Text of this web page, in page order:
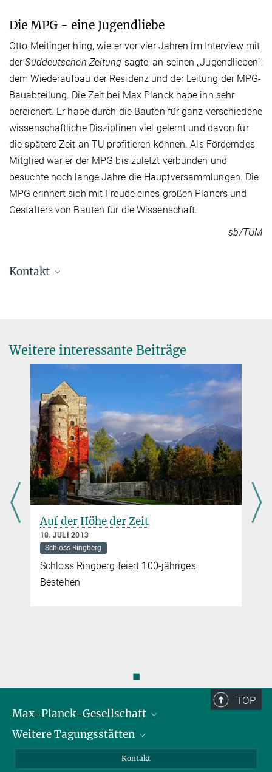
Die MPG - eine Jugendliebe
Otto Meitinger hing, wie er vor vier Jahren im Interview mit
derSüddeutschen Zeitung sagte, an seinen „Jugendlieben“:
dem Wiederaufbau der Residenz und der Leitung der MPG-
Bauabteilung. Die Zeit bei Max Planck habe ihn sehr
bereichert. Er habe durch die Bauten für ganz verschiedene
wissenschaftliche Disziplinen viel gelernt und davon für
die spätere Zeit an TU profitieren können. Als Förderndes
Mitglied war er der MPG bis zuletzt verbunden und
besuchte noch lange Jahre die Hauptversammlungen. Die
MPG erinnert sich mit Freude eines großen Planers und
Gestalters von Bauten für die Wissenschaft.
sb/TUM
Kontakt
presse@gv.mpg.de
Generalverwaltung der Max-Planck-Gesellschaft, München
Weitere interessante Beiträge
Auf der Höhe der Zeit
18. JULI 2013
Schloss Ringberg
Schloss Ringberg feiert 100-jähriges
Bestehen
◼
TOP
Max-Planck-Gesellschaft
Karriere bei der MPG
Weitere Tagungsstätten
Kontakt